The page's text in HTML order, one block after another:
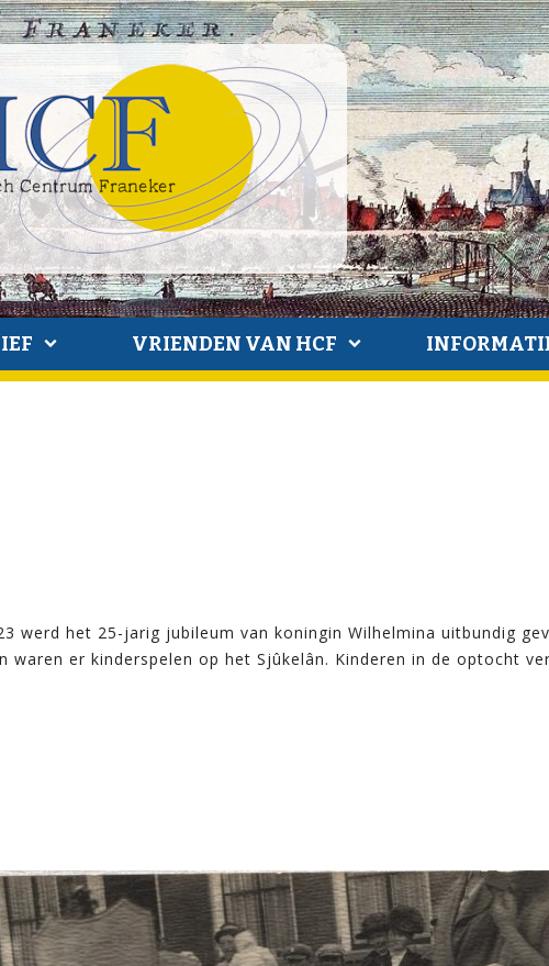
VRIENDEN VAN HCF
werd het 25-jarig jubileum van koningin Wilhelmina uitbundig
er kinderspelen op het Sjûkelân. Kinderen in de optocht